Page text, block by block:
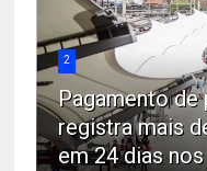
2
Pagamento de
registra mais
em 24 dias